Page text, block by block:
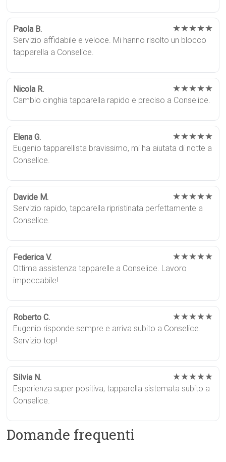
Paola B. ★★★★★
Servizio affidabile e veloce. Mi hanno risolto un blocco
tapparella a Conselice.
Nicola R. ★★★★★
Cambio cinghia tapparella rapido e preciso a Conselice.
Elena G. ★★★★★
Eugenio tapparellista bravissimo, mi ha aiutata di notte a
Conselice.
Davide M. ★★★★★
Servizio rapido, tapparella ripristinata perfettamente a
Conselice.
Federica V. ★★★★★
Ottima assistenza tapparelle a Conselice. Lavoro
impeccabile!
Roberto C. ★★★★★
Eugenio risponde sempre e arriva subito a Conselice.
Servizio top!
Silvia N. ★★★★★
Esperienza super positiva, tapparella sistemata subito a
Conselice.
Domande frequenti